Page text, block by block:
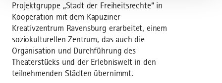
Projektgruppe „Stadt der Freiheitsrechte“ in
Kooperation mit dem Kapuziner
Kreativzentrum Ravensburg erarbeitet, einem
soziokulturellen Zentrum, das auch die
Organisation und Durchführung des
Theaterstücks und der Erlebniswelt in den
teilnehmenden Städten übernimmt.